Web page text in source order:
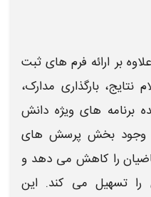
ثبت
نتایج، بارگذاری مدارک،
برنامه های ویژه دانش
وجود بخش پرسش های
را کاهش می دهد و
را تسهیل می کند. این